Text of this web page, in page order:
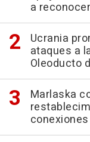
a
Ucrania
ataques a
Oleoducto
Marlaska